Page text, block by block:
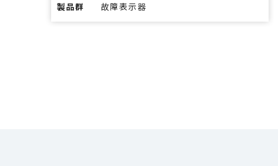
製品群 故障表示器